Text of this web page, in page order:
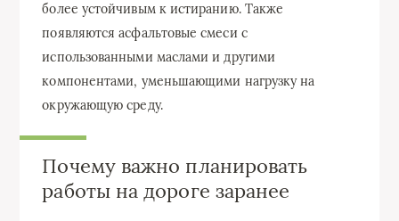
более устойчивым к истиранию. Также
появляются асфальтовые смеси с
использованными маслами и другими
компонентами, уменьшающими нагрузку на
окружающую среду.
Почему важно планировать
работы на дороге заранее